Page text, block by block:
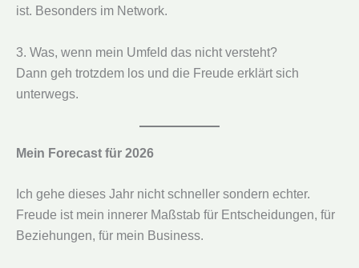
ist. Besonders im Network.
3. Was, wenn mein Umfeld das nicht versteht?
Dann geh trotzdem los und die Freude erklärt sich
unterwegs.
Mein Forecast für 2026
Ich gehe dieses Jahr nicht schneller sondern echter.
Freude ist mein innerer Maßstab für Entscheidungen, für
Beziehungen, für mein Business.